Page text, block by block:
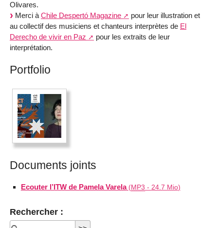
Olivares.
Merci à Chile Despertó Magazine
pour leur illustration et
au collectif des musiciens et chanteurs interprètes de El
Derecho de vivir en Paz
pour les extraits de leur
interprétation.
Portfolio
Documents joints
Ecouter l’ITW de Pamela Varela (MP3 - 24.7 Mio)
Rechercher :